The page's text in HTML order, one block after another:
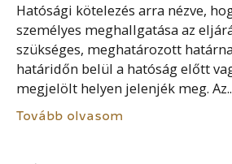
Hatósági kötelezés arra nézve,
személyes meghallgatása az
szükséges, meghatározott
határidőn belül a hatóság előtt
megjelölt helyen jelenjék meg.
Tovább olvasom